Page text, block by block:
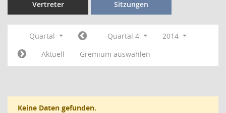
Vertreter Sitzungen
Quartal Quartal 4
2014
Aktuell
Gremium auswählen
Keine Daten gefunden.